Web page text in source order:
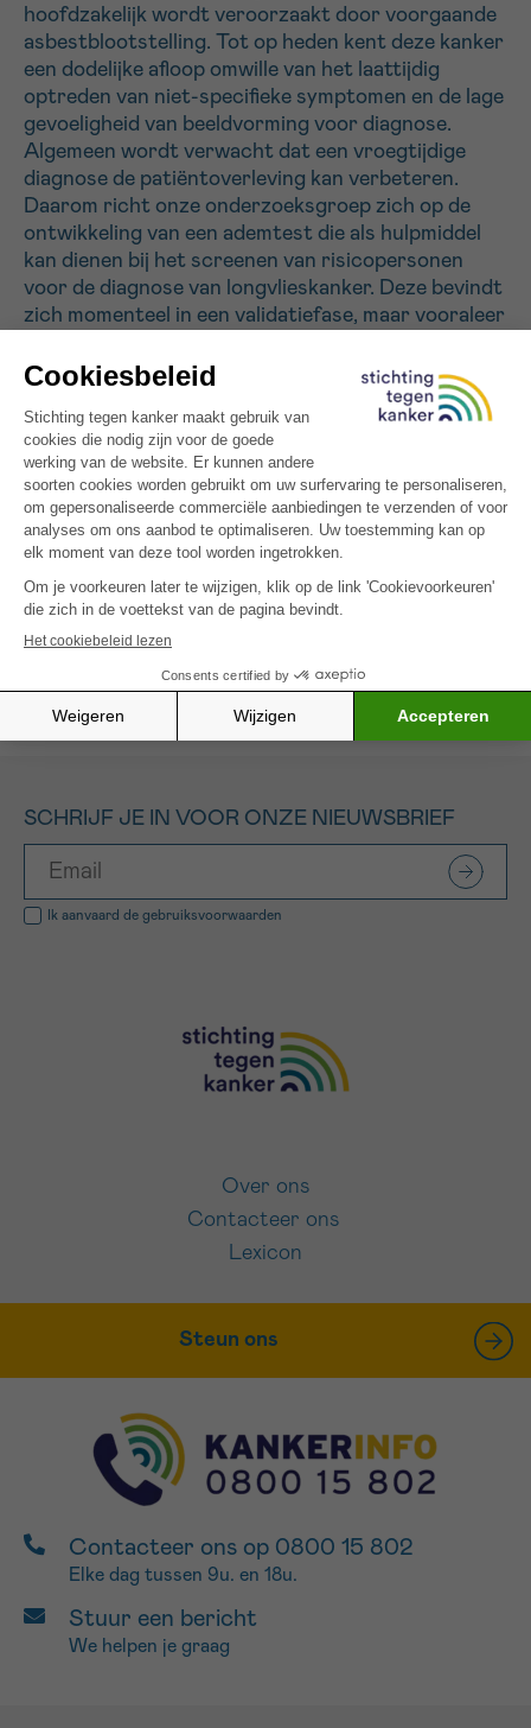
hoofdzakelijk wordt veroorzaakt door voorgaande
asbestblootstelling. Tot op heden kent deze kanker
een dodelijke afloop omwille van het laattijdig
optreden van niet-specifieke symptomen en de lage
gevoeligheid van beeldvorming voor diagnose.
Algemeen wordt verwacht dat een vroegtijdige
diagnose de patiëntoverleving kan verbeteren.
Daarom richt onze onderzoeksgroep zich op de
ontwikkeling van een ademtest die als hulpmiddel
kan dienen bij het screenen van risicopersonen
voor de diagnose van longvlieskanker. Deze bevindt
zich momenteel in een validatiefase, maar vooraleer
volgende stap het bepalen van het klinisch nut.
professioneel werden blootgesteld aan asbest gaan
opvolgen over de tijd, om na te gaan in welke mate
de test vroegtijdig de ontwikkeling van
longvlieskanker kan opsporen. Dit kan ervoor
zorgen dat therapie effectiever kan worden ingezet
waardoor de overleving van de patiënt verbetert.
SCHRIJF JE IN VOOR ONZE NIEUWSBRIEF
Ik aanvaard de gebruiksvoorwaarden
Ja, stuur mij de nieuwsbrief
Ik aanvaard de
gebruiksvoorwaarden
*VERPLICHT VELD
Sturen
Over ons
Contacteer ons
Lexicon
Steun ons
Contacteer ons op 0800 15 802
Elke dag tussen 9u. en 18u.
Stuur een bericht
We helpen je graag